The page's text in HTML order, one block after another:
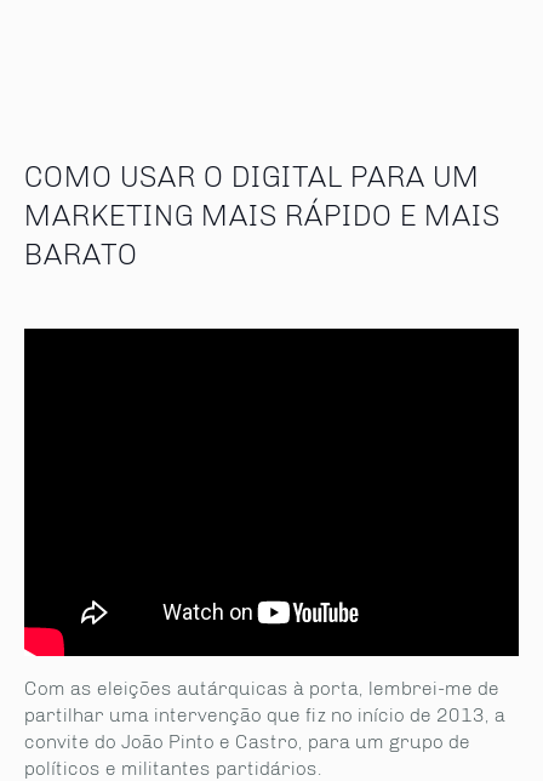
COMO USAR O DIGITAL PARA UM
MARKETING MAIS RÁPIDO E MAIS
BARATO
Com as eleições autárquicas à porta, lembrei-me de
partilhar uma intervenção que fiz no início de 2013, a
convite do João Pinto e Castro, para um grupo de
políticos e militantes partidários.